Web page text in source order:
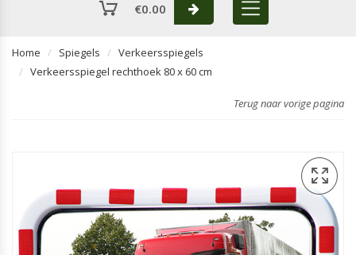
€0.00
Home Spiegels
Verkeersspiegels
Verkeersspiegel rechthoek 80 x 60 cm
Terug naar vorige pagina